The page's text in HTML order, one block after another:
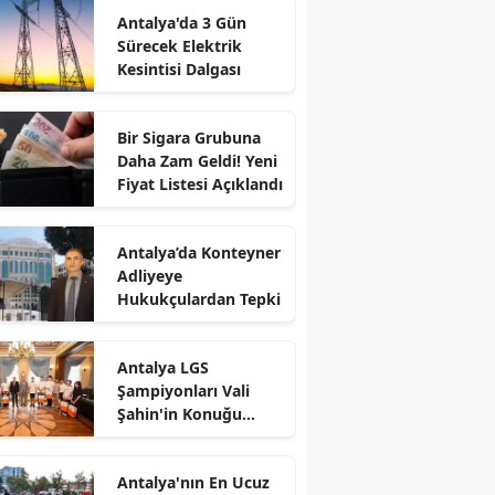
Antalya'da 3 Gün
Sürecek Elektrik
Kesintisi Dalgası
Bir Sigara Grubuna
Daha Zam Geldi! Yeni
Fiyat Listesi Açıklandı
Antalya’da Konteyner
Adliyeye
Hukukçulardan Tepki
Antalya LGS
Şampiyonları Vali
Şahin'in Konuğu
Antalya'nın En Ucuz